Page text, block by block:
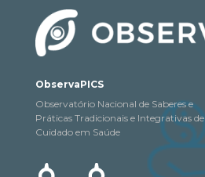
ObservaPICS
Observatório Nacional de Saberes e
Práticas Tradicionais e Integrativas de
Cuidado em Saúde